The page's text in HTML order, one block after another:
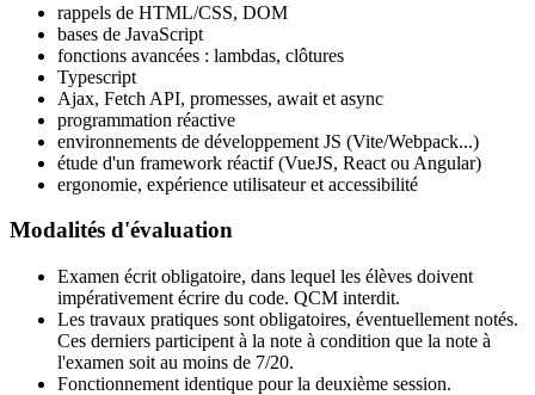
rappels de HTML/CSS, DOM
bases de JavaScript
fonctions avancées : lambdas, clôtures
Typescript
Ajax, Fetch API, promesses, await et async
programmation réactive
environnements de développement JS (Vite/Webpack...)
étude d'un framework réactif (VueJS, React ou Angular)
ergonomie, expérience utilisateur et accessibilité
Modalités d'évaluation
Examen écrit obligatoire, dans lequel les élèves doivent
impérativement écrire du code. QCM interdit.
Les travaux pratiques sont obligatoires, éventuellement notés.
Ces derniers participent à la note à condition que la note à
l'examen soit au moins de 7/20.
Fonctionnement identique pour la deuxième session.